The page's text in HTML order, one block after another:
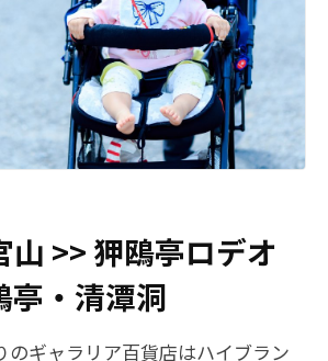
>> 狎鴎亭ロデオ
亭・清潭洞
のギャラリア百貨店はハイブラン